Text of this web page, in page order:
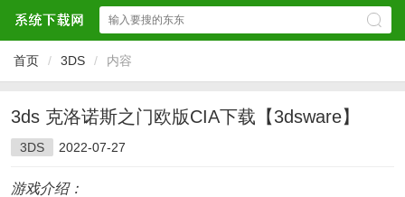
首页 / 3DS / 内容
3ds 克洛诺斯之门欧版CIA下载【3dsware】
3DS 2022-07-27
游戏介绍：